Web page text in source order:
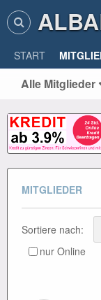
START
Alle Mitglieder
MITGLIEDER
Sortiere nach:
nur Online